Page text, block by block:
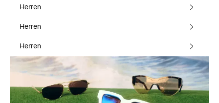
Herren
Herren
Herren